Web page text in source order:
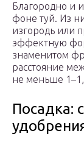
Благородно и
фоне туй. Из
изгородь или
эффектную
знаменитом
расстоя­ние
не меньше
Посадка: